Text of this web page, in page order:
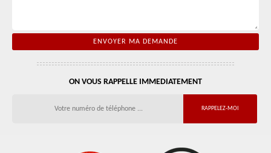
ON VOUS RAPPELLE IMMEDIATEMENT